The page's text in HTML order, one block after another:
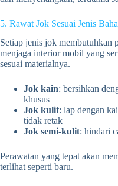
5. Rawat Jok Sesuai Jenis
Setiap jenis jok membutuhkan
menjaga interior mobil yang
sesuai materialnya.
Jok kain: bersihkan
khusus
Jok kulit: lap dengan
tidak retak
Jok semi-kulit: hindari
Perawatan yang tepat akan
terlihat seperti baru.